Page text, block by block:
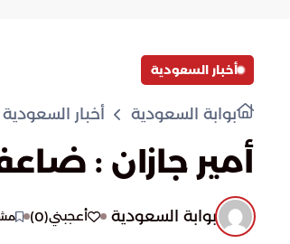
أخبار السعودية
بوابة السعودية أخبار السعودية
أمير جازان :
بوابة السعودية أعجبني(
0
)